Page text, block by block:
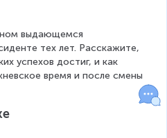
выдающемся
тех лет. Расскажите,
успехов достиг, и как
время и после смены